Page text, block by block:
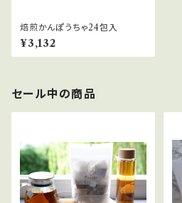
焙煎かんぽうちゃ24包入
¥3,132
セール中の商品